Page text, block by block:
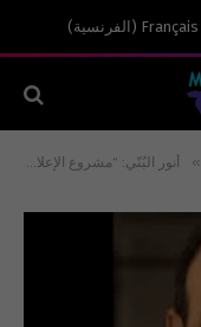
Français
( الفرنسية)
» أنور البُنّي: “مشروع الإعلان الدستوري” تَعَدٍّ فاضح على حقوق السوريين